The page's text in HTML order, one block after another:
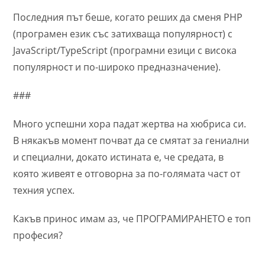
Последния път беше, когато реших да сменя PHP
(програмен език със затихваща популярност) с
JavaScript/TypeScript (програмни езици с висока
популярност и по-широко предназначение).
###
Много успешни хора падат жертва на хюбриса си.
В някакъв момент почват да се смятат за гениални
и специални, докато истината е, че средата, в
която живеят е отговорна за по-голямата част от
техния успех.
Какъв принос имам аз, че ПРОГРАМИРАНЕТО е топ
професия?